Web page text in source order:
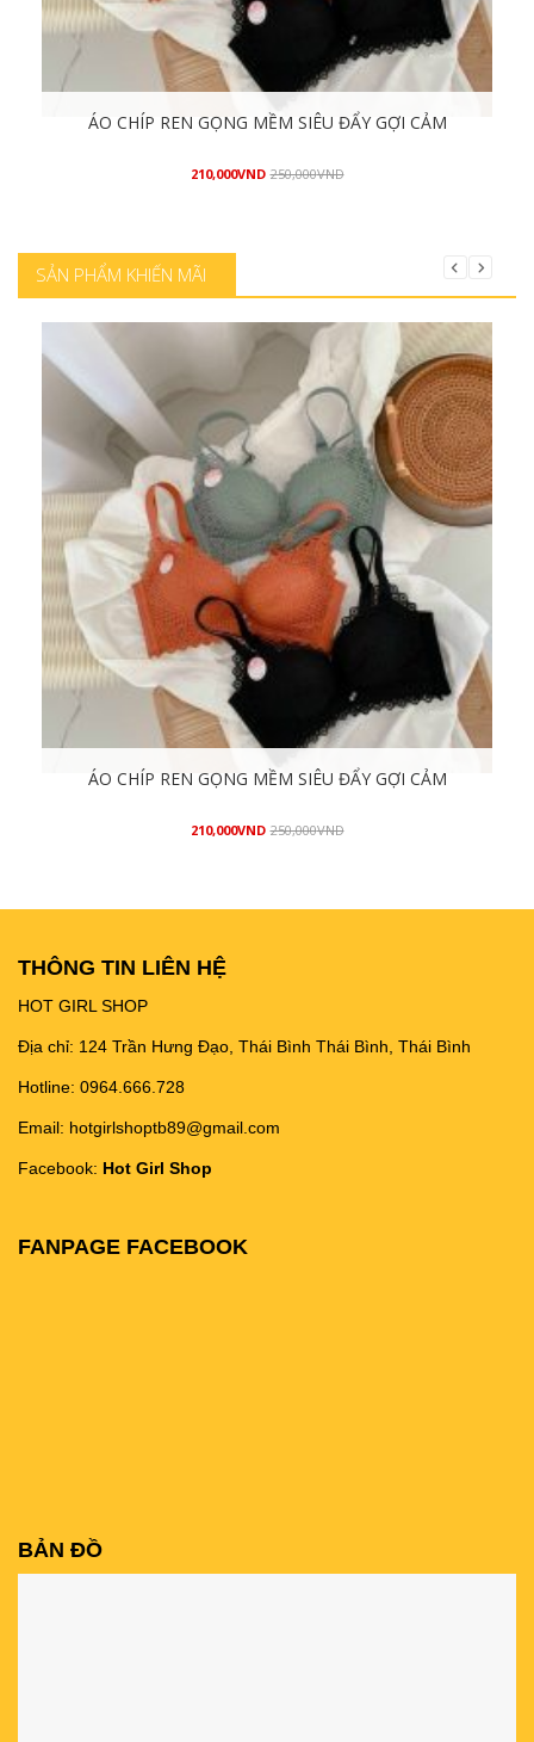
ÁO CHÍP REN GỌNG MỀM SIÊU ĐẨY GỢI CẢM
210,000VND 250,000VND
SẢN PHẨM KHIẾN MÃI
ÁO CHÍP REN GỌNG MỀM SIÊU ĐẨY GỢI CẢM
210,000VND 250,000VND
THÔNG TIN LIÊN HỆ
HOT GIRL SHOP
Địa chỉ: 124 Trần Hưng Đạo, Thái Bình Thái Bình, Thái Bình
Hotline: 0964.666.728
Email: hotgirlshoptb89@gmail.com
Facebook: Hot Girl Shop
FANPAGE FACEBOOK
BẢN ĐỒ